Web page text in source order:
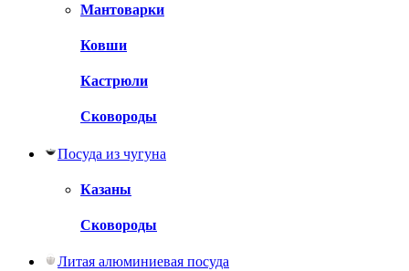
Мантоварки
Ковши
Кастрюли
Сковороды
Посуда из чугуна
Казаны
Сковороды
Литая алюминиевая посуда